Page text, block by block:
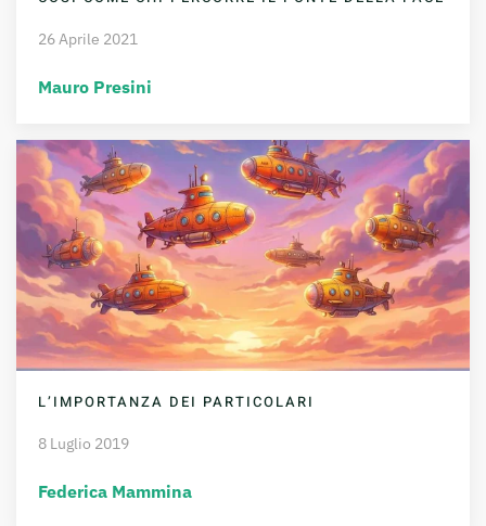
26 Aprile 2021
Mauro Presini
L’IMPORTANZA DEI PARTICOLARI
8 Luglio 2019
Federica Mammina